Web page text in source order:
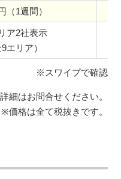
（1週間）
ア2社表示
9エリア）
※スワイプで確認
細はお問合せください。
※価格は全て税抜きです。